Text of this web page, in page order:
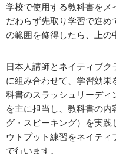
学校で使用する教科書をメ
だわらず先取り学習で進め
の範囲を修得したら、上の
日本人講師とネイティブ
に組み合わせて、学習効
科書のスラッシュリーデ
を主に担当し、教科書の
グ・スピーキング）を実
ウトプット練習をネイテ
で行います。